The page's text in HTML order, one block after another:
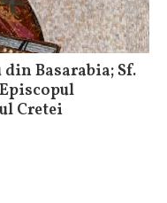
Basarabia; Sf.
Cretei